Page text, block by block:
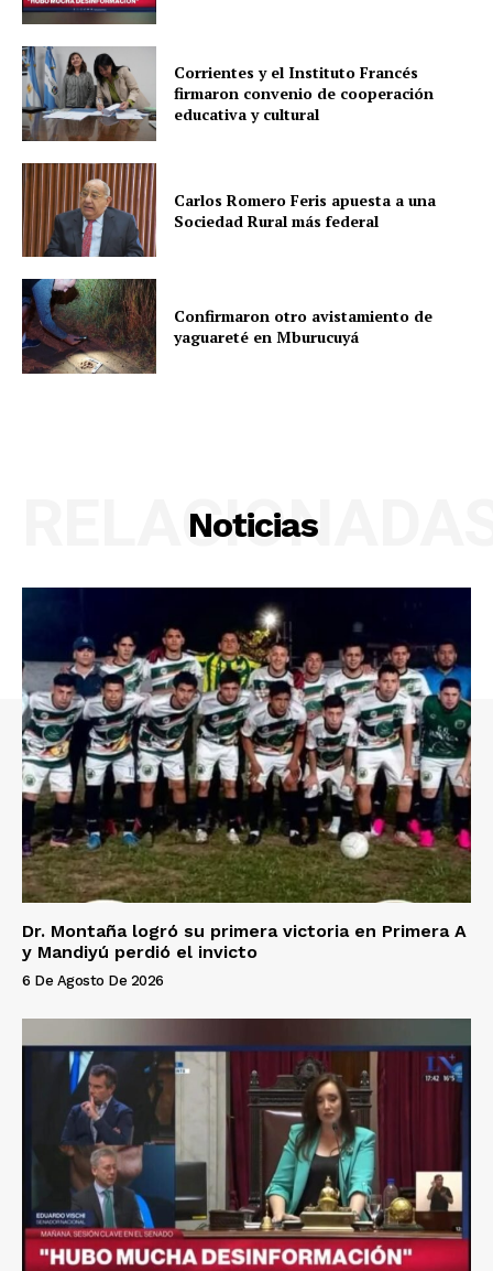
Corrientes y el Instituto Francés
firmaron convenio de cooperación
educativa y cultural
Carlos Romero Feris apuesta a una
Sociedad Rural más federal
Confirmaron otro avistamiento de
yaguareté en Mburucuyá
Noticias
Dr. Montaña logró su primera victoria en Primera A
y Mandiyú perdió el invicto
6 De Agosto De 2026